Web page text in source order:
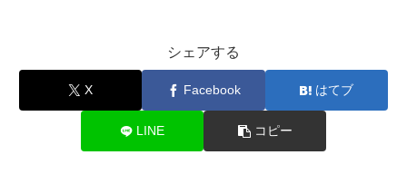
シェアする
X Facebook はてブ
LINE コピー